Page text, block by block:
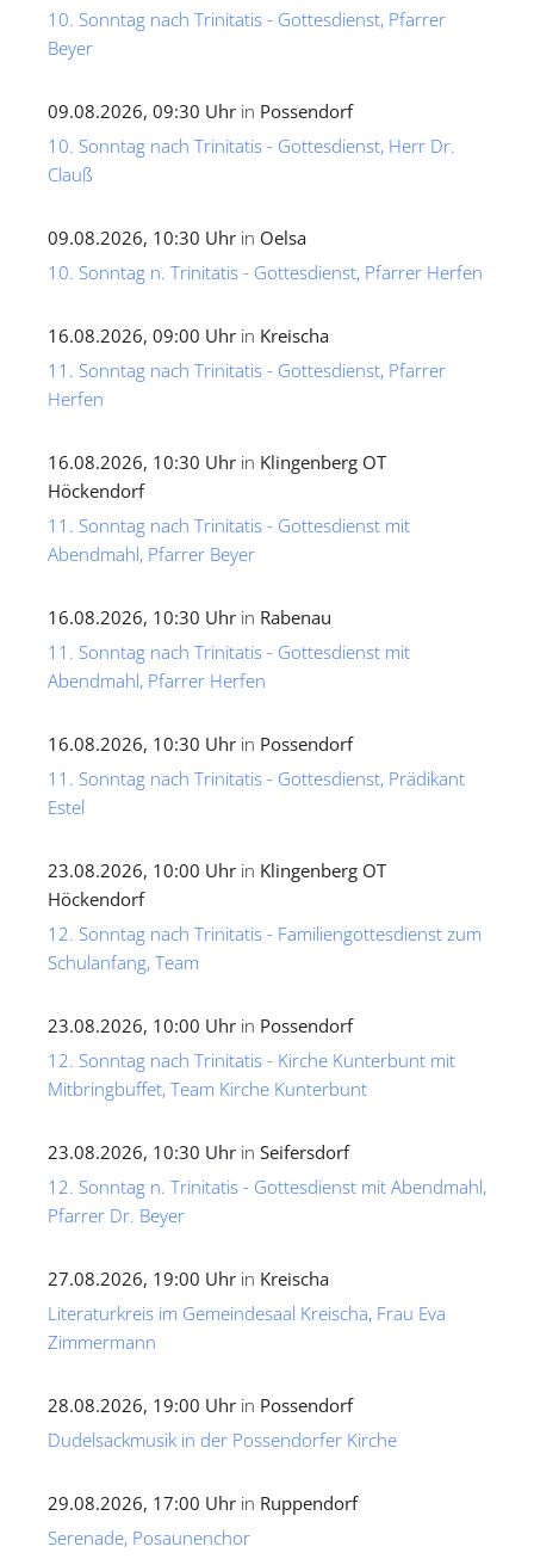
10. Sonntag nach Trinitatis - Gottesdienst, Pfarrer
Beyer
09.08.2026, 09:30 Uhr in Possendorf
10. Sonntag nach Trinitatis - Gottesdienst, Herr Dr.
Clauß
09.08.2026, 10:30 Uhr in Oelsa
10. Sonntag n. Trinitatis - Gottesdienst, Pfarrer Herfen
16.08.2026, 09:00 Uhr in Kreischa
11. Sonntag nach Trinitatis - Gottesdienst, Pfarrer
Herfen
16.08.2026, 10:30 Uhr in Klingenberg OT
Höckendorf
11. Sonntag nach Trinitatis - Gottesdienst mit
Abendmahl, Pfarrer Beyer
16.08.2026, 10:30 Uhr in Rabenau
11. Sonntag nach Trinitatis - Gottesdienst mit
Abendmahl, Pfarrer Herfen
16.08.2026, 10:30 Uhr in Possendorf
11. Sonntag nach Trinitatis - Gottesdienst, Prädikant
Estel
23.08.2026, 10:00 Uhr in Klingenberg OT
Höckendorf
12. Sonntag nach Trinitatis - Familiengottesdienst zum
Schulanfang, Team
23.08.2026, 10:00 Uhr in Possendorf
12. Sonntag nach Trinitatis - Kirche Kunterbunt mit
Mitbringbuffet, Team Kirche Kunterbunt
23.08.2026, 10:30 Uhr in Seifersdorf
12. Sonntag n. Trinitatis - Gottesdienst mit Abendmahl,
Pfarrer Dr. Beyer
27.08.2026, 19:00 Uhr in Kreischa
Literaturkreis im Gemeindesaal Kreischa, Frau Eva
Zimmermann
28.08.2026, 19:00 Uhr in Possendorf
Dudelsackmusik in der Possendorfer Kirche
29.08.2026, 17:00 Uhr in Ruppendorf
Serenade, Posaunenchor